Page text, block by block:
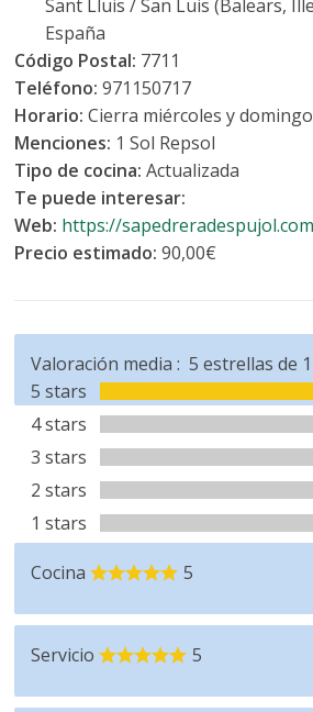
Sant Lluis / San Luis (Balears,
España
Código Postal: 7711
Teléfono:971150717
Horario:Cierra miércoles y
Menciones: 1 Sol Repsol
Tipo de cocina:Actualizada
Te puede interesar:
Web: https://
Precio estimado:90,00€
Valoración media :
5 stars
4 stars
3 stars
2 stars
1 stars
5 estrellas de 1
Cocina 5
Servicio 5